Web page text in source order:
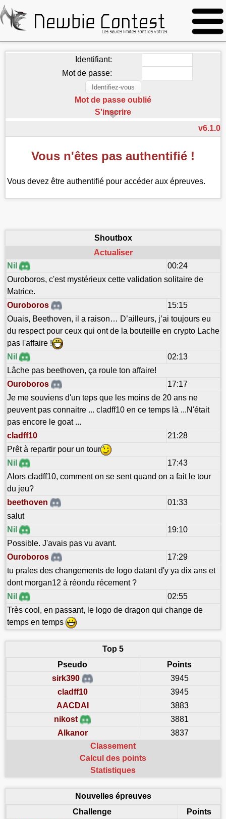
Identifiant:
Mot de passe:
Mot de passe oublié
S'inscrire
v6.1.0
Vous n'êtes pas authentifié !
Vous devez être authentifié pour accéder aux épreuves.
Shoutbox
Actualiser
Nil
00:24
Ouroboros, c'est mystérieux cette validation solitaire de
Matrice.
Ouroboros
15:15
Ouais, Beethoven, il a raison… D’ailleurs, j’ai toujours eu
du respect pour ceux qui ont de la bouteille en crypto Lache
pas l'affaire !
Nil
02:13
Lâche pas beethoven, ça roule ton affaire!
Ouroboros
17:17
Je me souviens d'un teps que les moins de 20 ans ne
peuvent pas connaitre ... cladff10 en ce temps là ...N'était
pas encore le goat ...
cladff10
21:28
Prêt à repartir pour un tour
Nil
17:43
Alors cladff10, comment on se sent quand on a fait le tour
du jeu?
beethoven
01:33
salut
Nil
19:10
Possible. J'avais pas vu avant.
Ouroboros
17:29
tu prales des changements de logo datant d'y ya dix ans et
dont morgan12 à réondu récement ?
Nil
02:55
Très cool, en passant, le logo de dragon qui change de
temps en temps
Top 5
Pseudo
Points
sirk390
3945
cladff10
3945
AACDAI
3883
nikost
3881
Alkanor
3837
Classement
Calcul des points
Statistiques
Nouvelles épreuves
Challenge
Points